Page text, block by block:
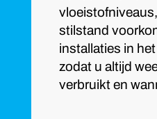
stilstand
installaties in
zodat u altijd
verbruikt en